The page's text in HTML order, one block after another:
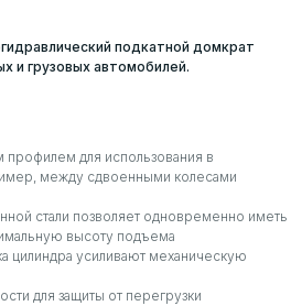
подкатной домкрат
и грузовых автомобилей.
профилем для использования в
между сдвоенными колесами
стали позволяет одновременно иметь
высоту подъема
цилиндра усиливают механическую
для защиты от перегрузки